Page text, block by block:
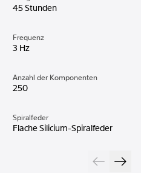
45 Stunden
Frequenz
3 Hz
Anzahl der Komponenten
250
Spiralfeder
Flache Silicium-Spiralfeder